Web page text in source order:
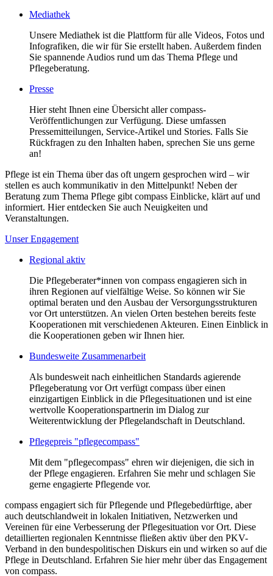
Mediathek
Unsere Mediathek ist die Plattform für alle Videos, Fotos und
Infografiken, die wir für Sie erstellt haben. Außerdem finden
Sie spannende Audios rund um das Thema Pflege und
Pflegeberatung.
Presse
Hier steht Ihnen eine Übersicht aller compass-
Veröffentlichungen zur Verfügung. Diese umfassen
Pressemitteilungen, Service-Artikel und Stories. Falls Sie
Rückfragen zu den Inhalten haben, sprechen Sie uns gerne
an!
Pflege ist ein Thema über das oft ungern gesprochen wird – wir
stellen es auch kommunikativ in den Mittelpunkt! Neben der
Beratung zum Thema Pflege gibt compass Einblicke, klärt auf und
informiert. Hier entdecken Sie auch Neuigkeiten und
Veranstaltungen.
Unser Engagement
Regional aktiv
Die Pflegeberater*innen von compass engagieren sich in
ihren Regionen auf vielfältige Weise. So können wir Sie
optimal beraten und den Ausbau der Versorgungsstrukturen
vor Ort unterstützen. An vielen Orten bestehen bereits feste
Kooperationen mit verschiedenen Akteuren. Einen Einblick in
die Kooperationen geben wir Ihnen hier.
Bundesweite Zusammenarbeit
Als bundesweit nach einheitlichen Standards agierende
Pflegeberatung vor Ort verfügt compass über einen
einzigartigen Einblick in die Pflegesituationen und ist eine
wertvolle Kooperationspartnerin im Dialog zur
Weiterentwicklung der Pflegelandschaft in Deutschland.
Pflegepreis "pflegecompass"
Mit dem "pflegecompass" ehren wir diejenigen, die sich in
der Pflege engagieren. Erfahren Sie mehr und schlagen Sie
gerne engagierte Pflegende vor.
compass engagiert sich für Pflegende und Pflegebedürftige, aber
auch deutschlandweit in lokalen Initiativen, Netzwerken und
Vereinen für eine Verbesserung der Pflegesituation vor Ort. Diese
detaillierten regionalen Kenntnisse fließen aktiv über den PKV-
Verband in den bundespolitischen Diskurs ein und wirken so auf die
Pflege in Deutschland. Erfahren Sie hier mehr über das Engagement
von compass.